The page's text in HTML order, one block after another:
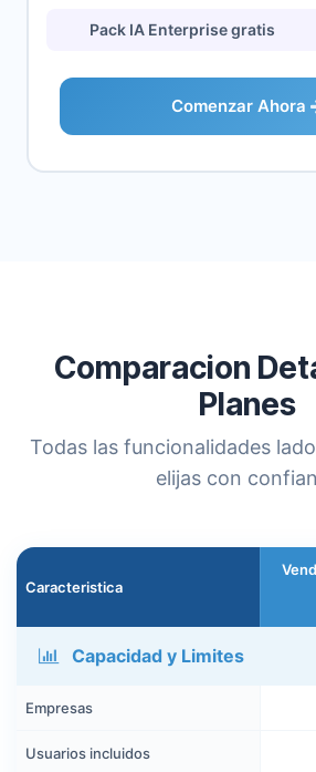
Pack IA Enterprise gratis
Comenzar Ahora
Comparacion
Planes
Todas las funcionalidades
elijas con
Caracteristica
Capacidad y Limites
Empresas
Usuarios incluidos